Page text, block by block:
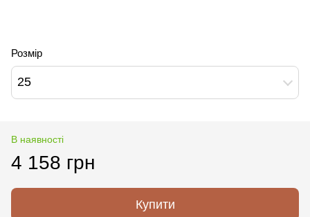
Розмір
25
В наявності
4 158 грн
Купити